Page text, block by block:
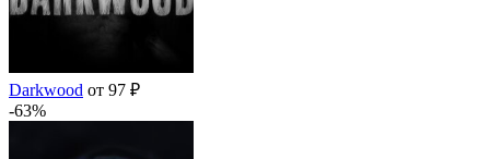
Darkwood от 97 ₽
-63%